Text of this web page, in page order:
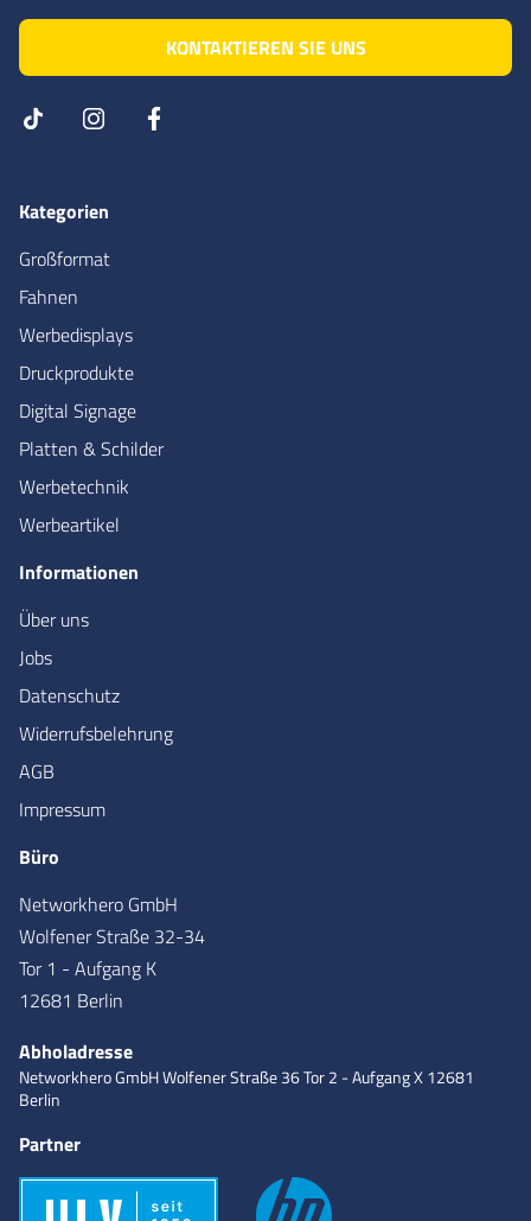
KONTAKTIEREN SIE UNS
Kategorien
Großformat
Fahnen
Werbedisplays
Druckprodukte
Digital Signage
Platten & Schilder
Werbetechnik
Werbeartikel
Informationen
Über uns
Jobs
Datenschutz
Widerrufsbelehrung
AGB
Impressum
Büro
Networkhero GmbH
Wolfener Straße 32-34
Tor 1 - Aufgang K
12681 Berlin
Abholadresse
Networkhero GmbHWolfener Straße 36Tor 2 - Aufgang X12681
Berlin
Partner